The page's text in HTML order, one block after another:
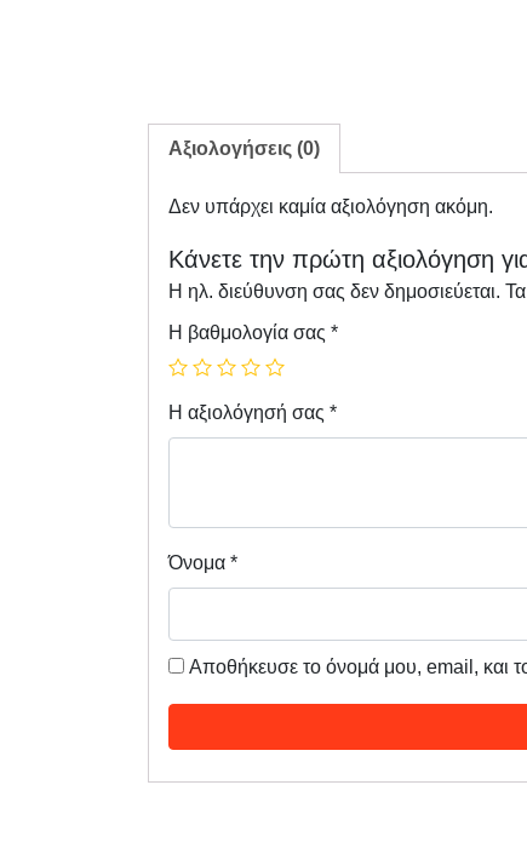
Αξιολογήσεις (0)
Δεν υπάρχει καμία αξιολόγηση ακόμη.
Κάνετε την πρώτη αξιολόγηση
Η ηλ. διεύθυνση σας δεν δημοσιεύεται.
Η βαθμολογία σας *
Η αξιολόγησή σας *
Όνομα *
Αποθήκευσε το όνομά μου, email, και